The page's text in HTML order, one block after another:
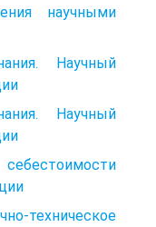
научными
Научный
Научный
техническое